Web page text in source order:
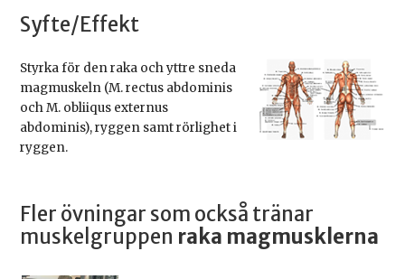
Syfte/Effekt
Styrka för den raka och yttre sneda
magmuskeln (M. rectus abdominis
och M. obliiqus externus
abdominis), ryggen samt rörlighet i
ryggen.
Fler övningar som också tränar
muskelgruppen raka magmusklerna